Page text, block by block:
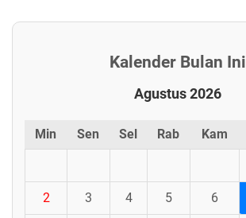
Kalender Bulan Ini
Agustus 2026
Min Sen Sel Rab Kam
2 3 4 5 6